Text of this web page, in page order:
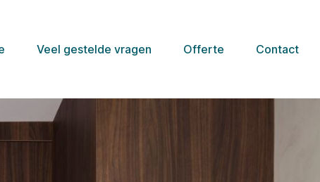
Veel gestelde vragen Offerte Contact